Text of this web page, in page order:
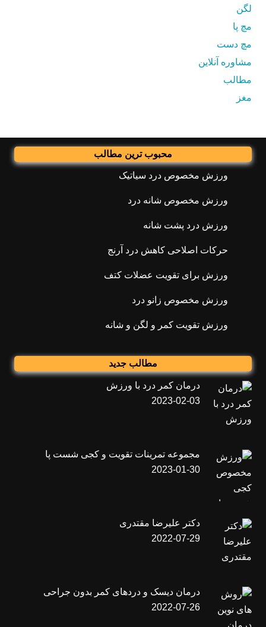
لگن
مچ پا
مچ دست
مشاوره آنلاین
مطالب
مغز
محبوب ترین مطالب
ورزش مخصوص درد سیاتیک
ورزش مخصوص شانه درد
ورزش درد پشت شانه
حرکات اصلاحی کاهش درد آرنج
ورزش برای تقویت عضلات کتف
ورزش مخصوص زانو درد
ورزش تقویت کمر و لگن و شانه
مطالب جدید
درمان کمر درد با ورزش
2023-02-03
مجموعه تمرینات تقویت و کجی شست پا
2023-01-30
دکتر علیرضا مقتدری
2022-07-29
درمان دیسک و دردهای کمر بدون جراحی
2022-07-26